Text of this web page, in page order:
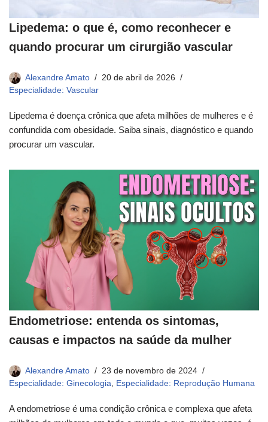
Lipedema: o que é, como reconhecer e
quando procurar um cirurgião vascular
Alexandre Amato
20 de abril de 2026
Especialidade: Vascular
Lipedema é doença crônica que afeta milhões de mulheres e é
confundida com obesidade. Saiba sinais, diagnóstico e quando
procurar um vascular.
Endometriose: entenda os sintomas,
causas e impactos na saúde da mulher
Alexandre Amato
23 de novembro de 2024
Especialidade: Ginecologia
Especialidade: Reprodução Humana
A endometriose é uma condição crônica e complexa que afeta